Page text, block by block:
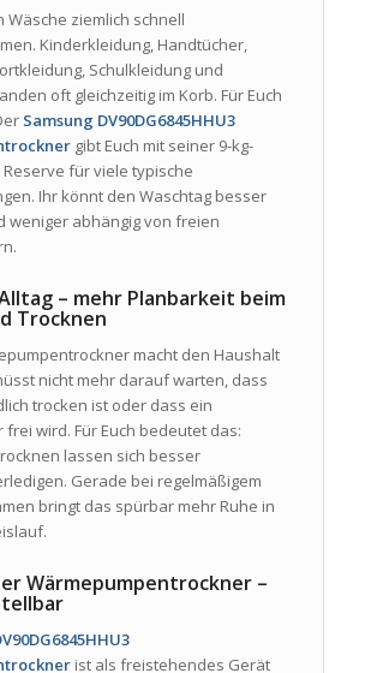
Wäsche ziemlich schnell
Kinderkleidung, Handtücher,
Schulkleidung und
oft gleichzeitig im Korb. Für Euch
Samsung DV90DG6845HHU3
gibt Euch mit seiner 9-kg-
für viele typische
Ihr könnt den Waschtag besser
weniger abhängig von freien
– mehr Planbarkeit beim
Trocknen
macht den Haushalt
nicht mehr darauf warten, dass
trocken ist oder dass ein
wird. Für Euch bedeutet das:
lassen sich besser
Gerade bei regelmäßigem
bringt das spürbar mehr Ruhe in
Wärmepumpentrockner –
ist als freistehendes Gerät